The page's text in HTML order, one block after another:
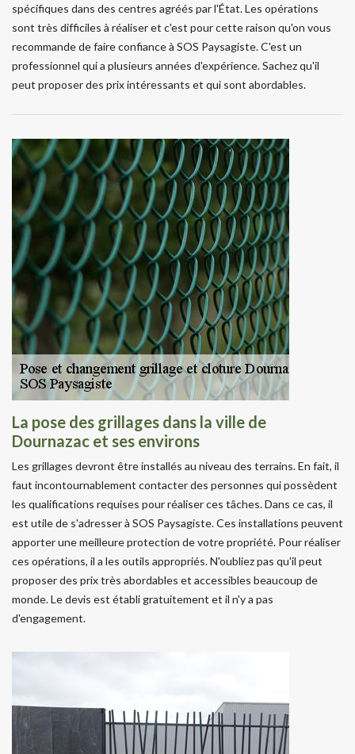
spécifiques dans des centres agréés par l'État. Les opérations
sont très difficiles à réaliser et c'est pour cette raison qu'on vous
recommande de faire confiance à SOS Paysagiste. C'est un
professionnel qui a plusieurs années d'expérience. Sachez qu'il
peut proposer des prix intéressants et qui sont abordables.
La pose des grillages dans la ville de
Dournazac et ses environs
Les grillages devront être installés au niveau des terrains. En fait, il
faut incontournablement contacter des personnes qui possèdent
les qualifications requises pour réaliser ces tâches. Dans ce cas, il
est utile de s'adresser à SOS Paysagiste. Ces installations peuvent
apporter une meilleure protection de votre propriété. Pour réaliser
ces opérations, il a les outils appropriés. N'oubliez pas qu'il peut
proposer des prix très abordables et accessibles beaucoup de
monde. Le devis est établi gratuitement et il n'y a pas
d'engagement.